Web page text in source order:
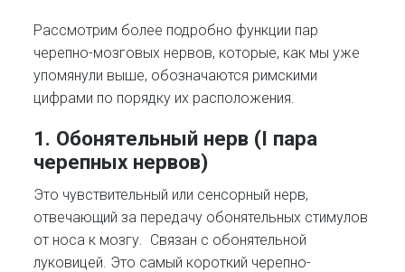
Рассмотрим более подробно функции пар
черепно-мозговых нервов, которые, как мы уже
упомянули выше, обозначаются римскими
цифрами по порядку их расположения.
1. Обонятельный нерв (I пара
черепных нервов)
Это чувствительный или сенсорный нерв,
отвечающий за передачу обонятельных стимулов
от носа к мозгу. Связан с обонятельной
луковицей. Это самый короткий черепно-